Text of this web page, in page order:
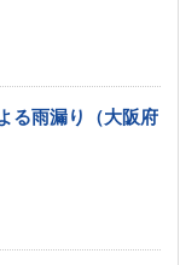
る雨漏り（大阪府